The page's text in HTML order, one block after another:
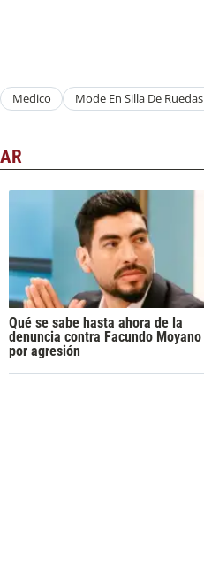
Medico Mode En Silla De Ruedas
Qué se sabe hasta ahora de la
denuncia contra Facundo Moyano
por agresión